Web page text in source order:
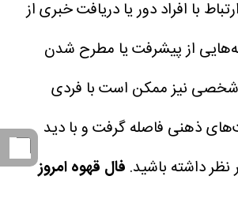
با افراد دور یا دریافت خبری از
از پیشرفت یا مطرح شدن
شخصی نیز ممکن است با فردی
ذهنی فاصله گرفت و با دید
داشته باشید. فال قهوه امروز